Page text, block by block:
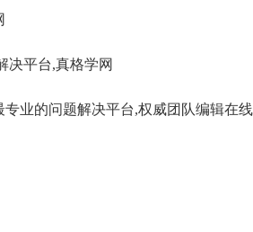
决平台,真格学网
业的问题解决平台,权威团队编辑在